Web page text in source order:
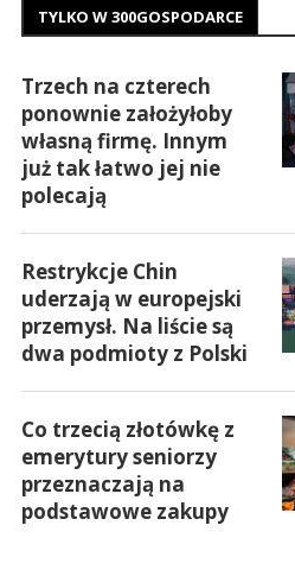
TYLKO W 300GOSPODARCE
Trzech na czterech
ponownie założyłoby
własną firmę. Innym
już tak łatwo jej nie
polecają
Restrykcje Chin
uderzają w europejski
przemysł. Na liście są
dwa podmioty z Polski
Co trzecią złotówkę z
emerytury seniorzy
przeznaczają na
podstawowe zakupy